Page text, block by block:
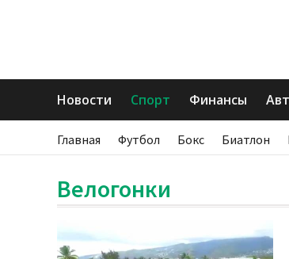
Новости Спорт Финансы
Главная Футбол Бокс Биатлон
Велогонки